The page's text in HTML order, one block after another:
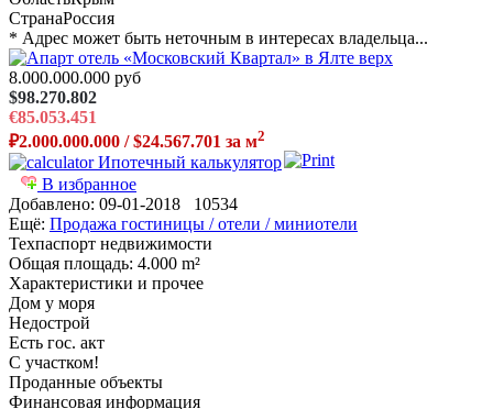
СтранаРоссия
* Адрес может быть неточным в интересах владельца...
8.000.000.000 руб
$98.270.802
€85.053.451
₽2.000.000.000 / $24.567.701 за м2
Ипотечный калькулятор
В избранное
Добавлено: 09-01-2018 10534
Ещё: Продажа гостиницы / отели / миниотели
Техпаспорт недвижимости
Общая площадь: 4.000 m²
Характеристики и прочее
Дом у моря
Недострой
Есть гос. акт
С участком!
Проданные объекты
Финансовая информация